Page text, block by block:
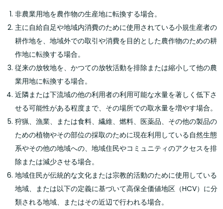
非農業用地を農作物の生産地に転換する場合。
主に自給自足や地域内消費のために使用されている小規生産者の
耕作地を、地域外での取引や消費を目的とした農作物のための耕
作地に転換する場合。
従来の放牧地を、かつての放牧活動を排除または縮小して他の農
業用地に転換する場合。
近隣または下流域の他の利用者の利用可能な水量を著しく低下さ
せる可能性がある程度まで、その場所での取水量を増やす場合。
狩猟、漁業、または食料、繊維、燃料、医薬品、その他の製品の
ための植物やその部位の採取のために現在利用している自然生態
系やその他の地域への、地域住民やコミュニティのアクセスを排
除または減少させる場合。
地域住民が伝統的な文化または宗教的活動のために使用している
地域、または以下の定義に基づいて高保全価値地区（HCV）に分
類される地域、またはその近辺で行われる場合。